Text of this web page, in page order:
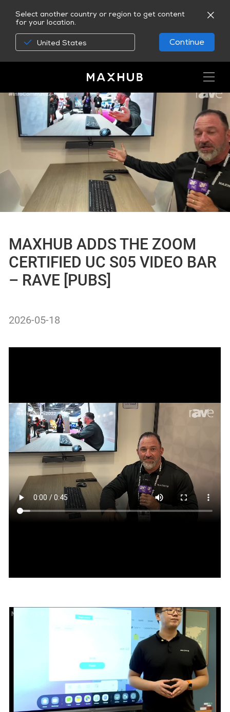
Select another country or region to get content
for your location.
United States Continue
MAXHUB ADDS THE ZOOM
CERTIFIED UC S05 VIDEO BAR
– RAVE [PUBS]
2026-05-18